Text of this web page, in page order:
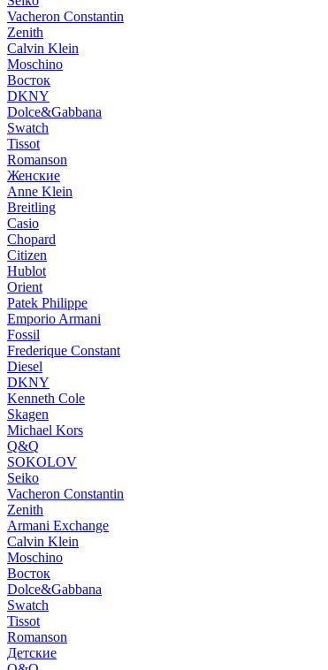
Vacheron Constantin
Zenith
Calvin Klein
Moschino
Восток
DKNY
Dolce&Gabbana
Swatch
Tissot
Romanson
Женские
Anne Klein
Breitling
Casio
Chopard
Citizen
Hublot
Orient
Patek Philippe
Emporio Armani
Fossil
Frederique Constant
Diesel
DKNY
Kenneth Cole
Skagen
Michael Kors
Q&Q
SOKOLOV
Seiko
Vacheron Constantin
Zenith
Armani Exchange
Calvin Klein
Moschino
Восток
Dolce&Gabbana
Swatch
Tissot
Romanson
Детские